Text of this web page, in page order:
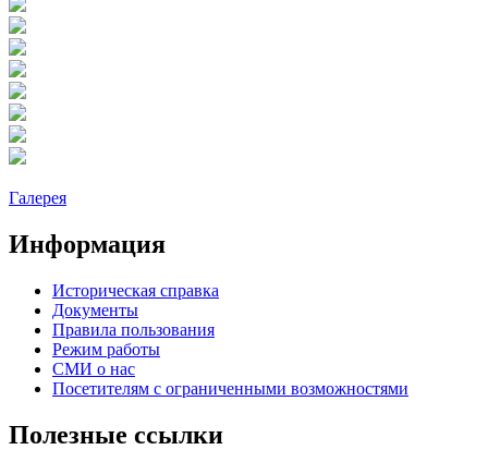
Галерея
Информация
Историческая справка
Документы
Правила пользования
Режим работы
СМИ о нас
Посетителям с ограниченными возможностями
Полезные ссылки